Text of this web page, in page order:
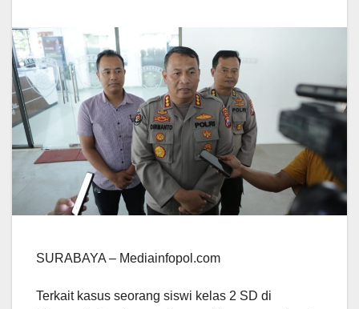
SURABAYA – Mediainfopol.com
Terkait kasus seorang siswi kelas 2 SD di